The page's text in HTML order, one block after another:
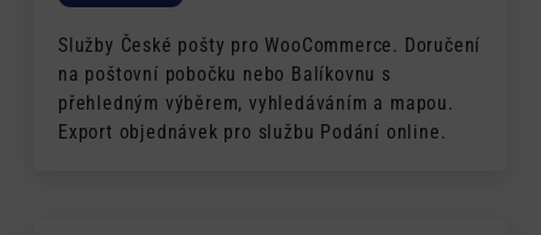
Služby České pošty pro WooCommerce. Doručení
na poštovní pobočku nebo Balíkovnu s
přehledným výběrem, vyhledáváním a mapou.
Export objednávek pro službu Podání online.